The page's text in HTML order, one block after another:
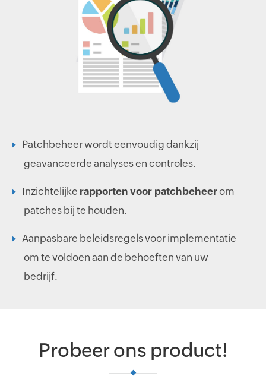
Patchbeheer wordt eenvoudig dankzij
geavanceerde analyses en controles.
Inzichtelijke rapporten voor patchbeheerom
patches bij te houden.
Aanpasbare beleidsregels voor implementatie
om te voldoen aan de behoeften van uw
bedrijf.
Probeer ons product!